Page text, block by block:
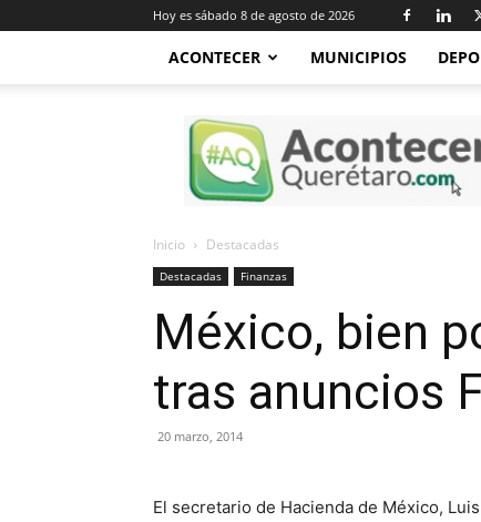
Hoy es sábado 8 de agosto de 2026
ACONTECER MUNICIPIOS
Acontecer
Querétaro
Inicio Destacadas
Destacadas Finanzas
México, bien
tras anuncios
20 marzo, 2014
El secretario de Hacienda de México,